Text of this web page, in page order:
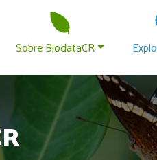
principal
Sobre BiodataCR